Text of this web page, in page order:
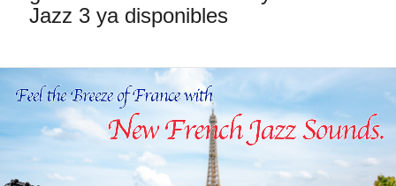
Localizador de Tiendas
Noticias
Jazz 3 ya disponibles